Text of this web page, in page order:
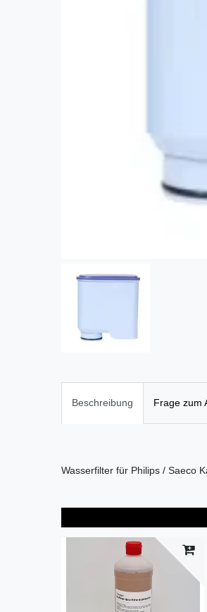
Beschreibung Frage zum
Wasserfilter für Philips / Saeco